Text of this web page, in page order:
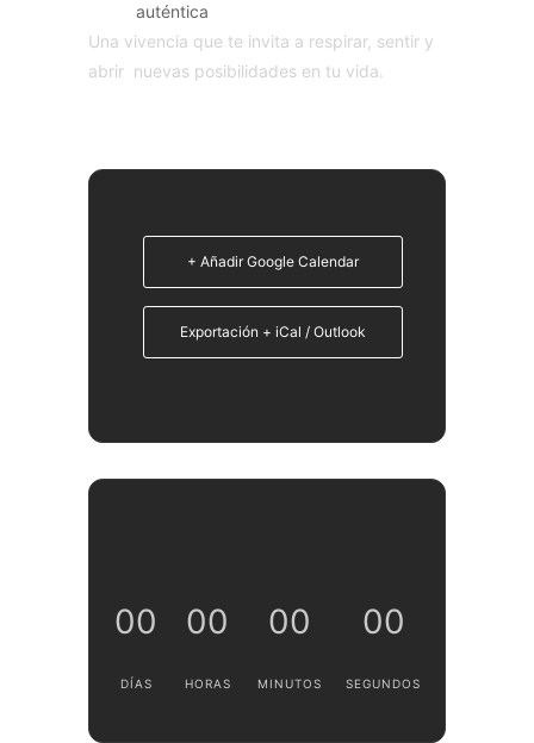
auténtica
Una vivencia que te invita a respirar, sentir y
abrir nuevas posibilidades en tu vida.
+ Añadir Google Calendar
Exportación + iCal / Outlook
00
DÍAS
00
HORAS
00
MINUTOS
00
SEGUNDOS